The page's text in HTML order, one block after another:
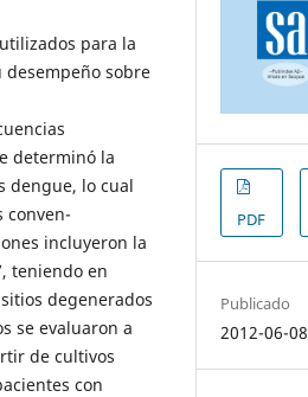
para la
sobre
determinó la
dengue, lo cual
conven-
incluyeron la
teniendo en
degenerados
se evaluaron a
de cultivos
con
PDF
Publicado
2012-06-08